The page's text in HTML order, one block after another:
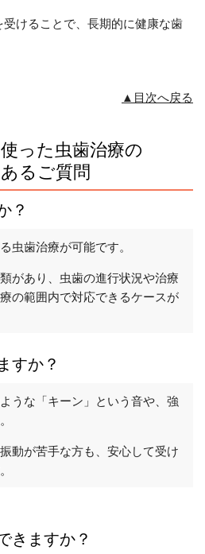
けることで、長期的に健康な歯
▲目次へ戻る
った虫歯治療の
るご質問
？
虫歯治療が可能です。
があり、虫歯の進行状況や治療
の範囲内で対応できるケースが
すか？
うな「キーン」という音や、強
動が苦手な方も、安心して受け
きますか？